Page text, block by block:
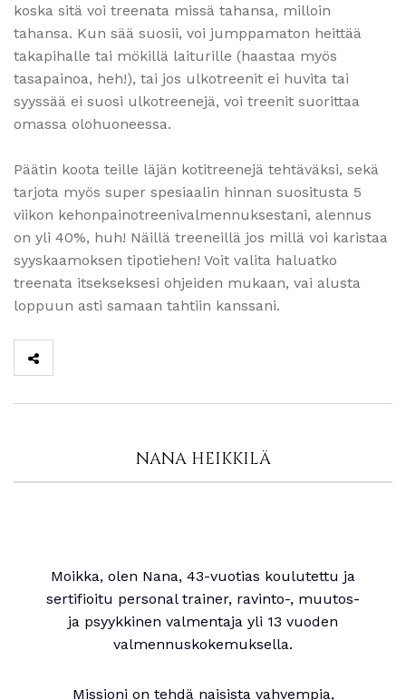
koska sitä voi treenata missä tahansa, milloin
tahansa. Kun sää suosii, voi jumppamaton heittää
takapihalle tai mökillä laiturille (haastaa myös
tasapainoa, heh!), tai jos ulkotreenit ei huvita tai
syyssää ei suosi ulkotreenejä, voi treenit suorittaa
omassa olohuoneessa.
Päätin koota teille läjän kotitreenejä tehtäväksi, sekä
tarjota myös super spesiaalin hinnan suositusta 5
viikon kehonpainotreenivalmennuksestani, alennus
on yli 40%, huh! Näillä treeneillä jos millä voi karistaa
syyskaamoksen tipotiehen! Voit valita haluatko
treenata itsekseksesi ohjeiden mukaan, vai alusta
loppuun asti samaan tahtiin kanssani.
NANA HEIKKILÄ
Moikka, olen Nana, 43-vuotias koulutettu ja
sertifioitu personal trainer, ravinto-, muutos-
ja psyykkinen valmentaja yli 13 vuoden
valmennuskokemuksella.
Missioni on tehdä naisista vahvempia,